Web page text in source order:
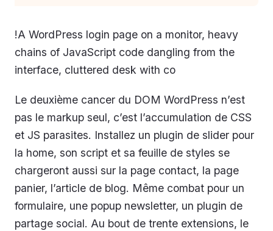
!A WordPress login page on a monitor, heavy
chains of JavaScript code dangling from the
interface, cluttered desk with co
Le deuxième cancer du DOM WordPress n’est
pas le markup seul, c’est l’accumulation de CSS
et JS parasites. Installez un plugin de slider pour
la home, son script et sa feuille de styles se
chargeront aussi sur la page contact, la page
panier, l’article de blog. Même combat pour un
formulaire, une popup newsletter, un plugin de
partage social. Au bout de trente extensions, le